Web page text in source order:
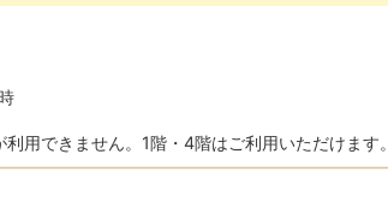
用できません。1階・4階はご利用いただけます。